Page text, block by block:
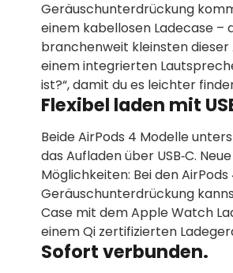
Geräusch­unterdrückung
einem kabellosen Ladecase –
branchenweit kleinsten dieser
einem integrierten
ist?“, damit du es leichter
Flexibel laden mit
Beide AirPods 4 Modelle
das Aufladen über USB‑C.
Möglichkeiten: Bei den
Geräusch­unter­drückung
Case mit dem Apple Watch
einem Qi zertifizierten
Sofort verbunden.